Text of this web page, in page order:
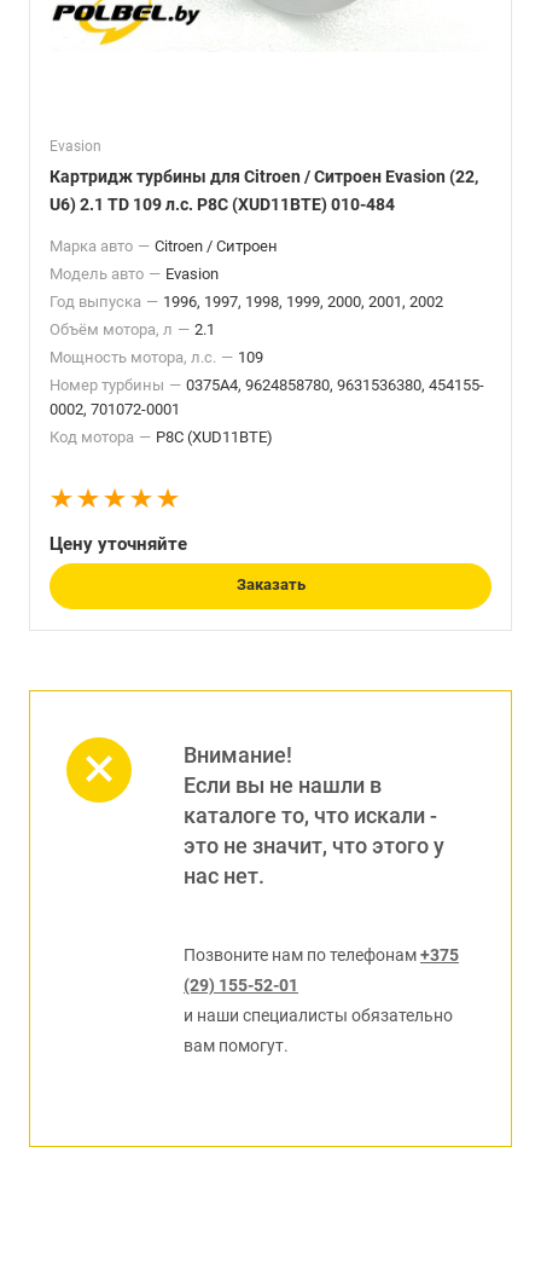
Evasion
Картридж турбины для Citroen / Ситроен Evasion (22,
U6) 2.1 TD 109 л.с. P8C (XUD11BTE) 010-484
Марка авто — Citroen / Ситроен
Модель авто — Evasion
Год выпуска — 1996, 1997, 1998, 1999, 2000, 2001, 2002
Объём мотора, л — 2.1
Мощность мотора, л.с. — 109
Номер турбины — 0375A4, 9624858780, 9631536380, 454155-
0002, 701072-0001
Код мотора — P8C (XUD11BTE)
Цену уточняйте
Заказать
Внимание!
Если вы не нашли в
каталоге то, что искали -
это не значит, что этого у
нас нет.
Позвоните нам по телефонам+375
(29) 155-52-01
и наши специалисты обязательно
вам помогут.